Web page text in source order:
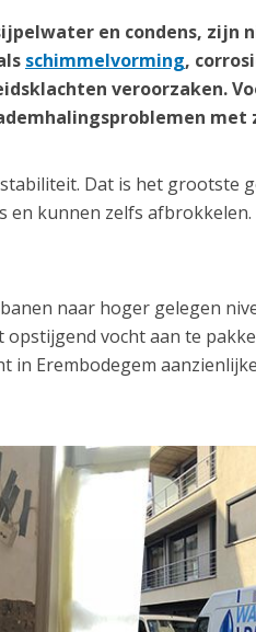
en condens, zijn
schimmelvorming,
veroorzaken.
met
Dat is het grootste
en kunnen zelfs
naar hoger gelegen
vocht aan te
Erembodegem